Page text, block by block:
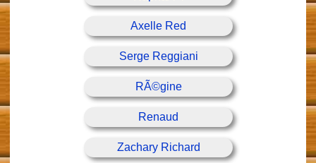
Axelle Red
Serge Reggiani
RÃ©gine
Renaud
Zachary Richard